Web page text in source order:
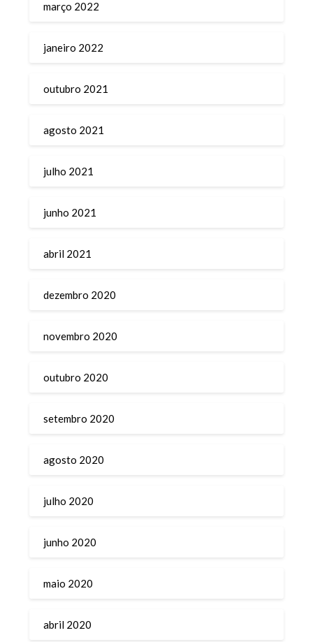
março 2022
janeiro 2022
outubro 2021
agosto 2021
julho 2021
junho 2021
abril 2021
dezembro 2020
novembro 2020
outubro 2020
setembro 2020
agosto 2020
julho 2020
junho 2020
maio 2020
abril 2020